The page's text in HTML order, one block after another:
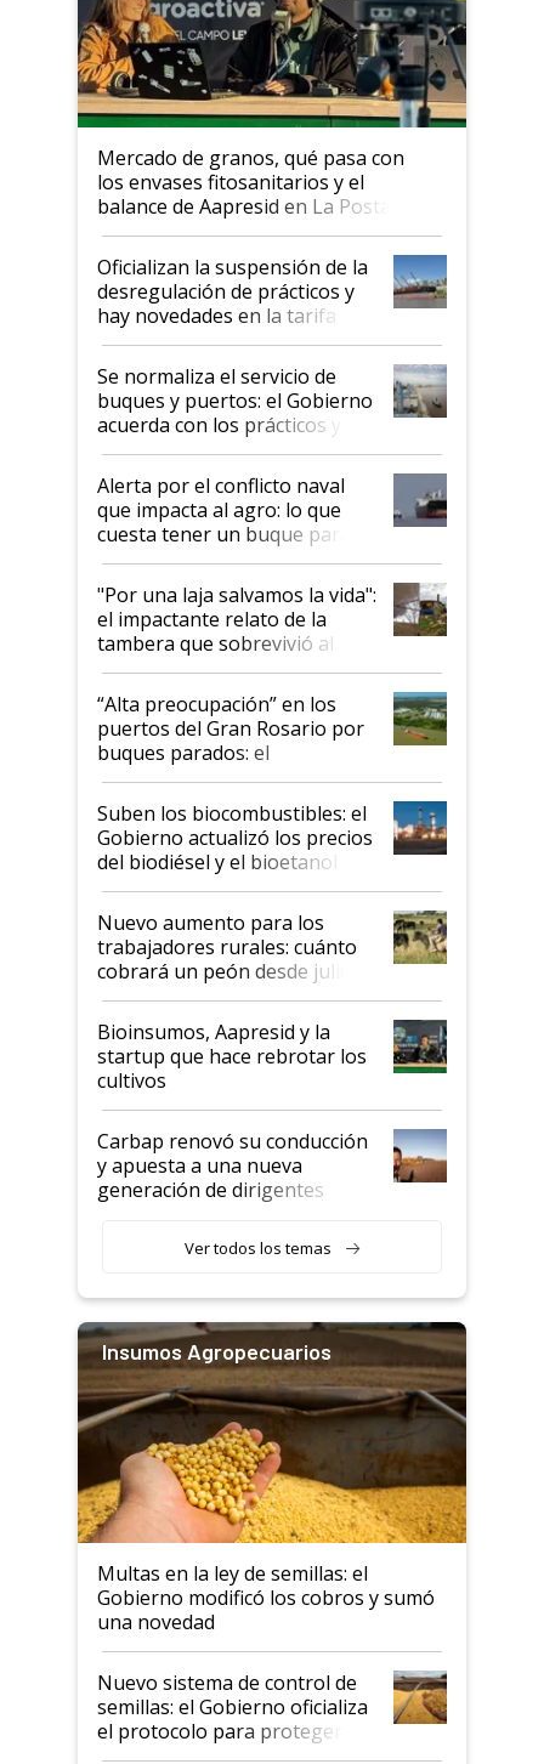
Mercado de granos, qué pasa con
los envases fitosanitarios y el
balance de Aapresid en La Posta
Oficializan la suspensión de la
desregulación de prácticos y
hay novedades en la tarifa de
la hidrovía
Se normaliza el servicio de
buques y puertos: el Gobierno
acuerda con los prácticos y
suspende el decreto de
desregulación
Alerta por el conflicto naval
que impacta al agro: lo que
cuesta tener un buque parado
y el peligro de que Argentina
pase a ser "país sucio"
"Por una laja salvamos la vida":
el impactante relato de la
tambera que sobrevivió al
tornado
“Alta preocupación” en los
puertos del Gran Rosario por
buques parados: el
funcionamiento de las
exportadoras en tensión tras
la medida de fuerza de los
prácticos
Suben los biocombustibles: el
Gobierno actualizó los precios
del biodiésel y el bioetanol
Nuevo aumento para los
trabajadores rurales: cuánto
cobrará un peón desde julio
Bioinsumos, Aapresid y la
startup que hace rebrotar los
cultivos
Carbap renovó su conducción
y apuesta a una nueva
generación de dirigentes
Ver todos los temas
Insumos Agropecuarios
Multas en la ley de semillas: el
Gobierno modificó los cobros y sumó
una novedad
Nuevo sistema de control de
semillas: el Gobierno oficializa
el protocolo para proteger la
propiedad intelectual